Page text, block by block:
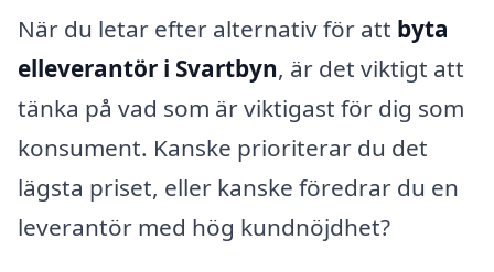
När du letar efter alternativ för att byta
elleverantör i Svartbyn, är det viktigt att
tänka på vad som är viktigast för dig som
konsument. Kanske prioriterar du det
lägsta priset, eller kanske föredrar du en
leverantör med hög kundnöjdhet?